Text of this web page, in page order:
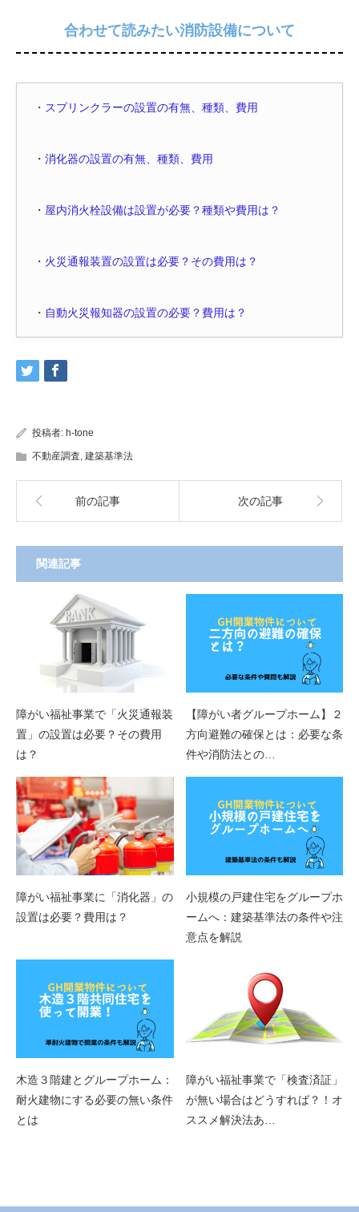
合わせて読みたい消防設備について
・ スプリンクラーの設置の有無、種類、費用
・ 消化器の設置の有無、種類、費用
・ 屋内消火栓設備は設置が必要？種類や費用は？
・ 火災通報装置の設置は必要？その費用は？
・ 自動火災報知器の設置の必要？費用は？
投稿者: h-tone
不動産調査, 建築基準法
前の記事 次の記事
関連記事
障がい福祉事業で「火災通報装
置」の設置は必要？その費用
は？
【障がい者グループホーム】２
方向避難の確保とは：必要な条
件や消防法との…
障がい福祉事業に「消化器」の
設置は必要？費用は？
小規模の戸建住宅をグループホ
ームへ：建築基準法の条件や注
意点を解説
木造３階建とグループホーム：
耐火建物にする必要の無い条件
とは
障がい福祉事業で「検査済証」
が無い場合はどうすれば？！オ
ススメ解決法あ…